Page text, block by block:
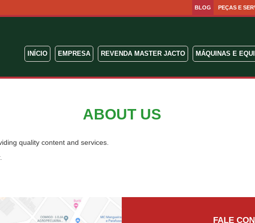
BLOG PEÇAS E
INÍCIO EMPRESA REVENDA MASTER JACTO MÁQUINAS E
ABOUT US
quality content and services.
partnerships bloom and yield fruitful results, a captivating opportunity
la maquinaria agrícola se convierte en aliada indispensable para los
FALE